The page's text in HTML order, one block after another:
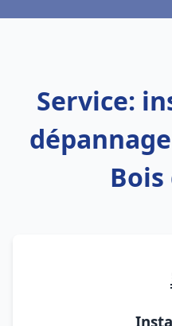
Service:
Bois